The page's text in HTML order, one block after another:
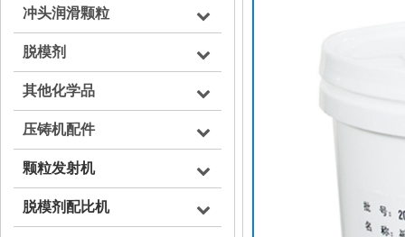
冲头润滑颗粒
脱模剂
其他化学品
压铸机配件
颗粒发射机
脱模剂配比机